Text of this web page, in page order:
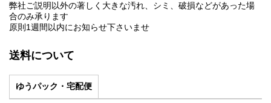
弊社ご説明以外の著しく大きな汚れ、シミ、破損などがあった場
合のみ承ります
原則1週間以内にお知らせ下さいませ
送料について
ゆうパック・宅配便